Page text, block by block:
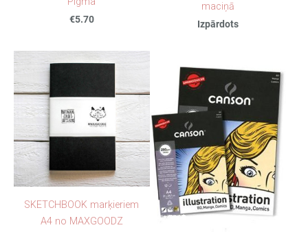
€5.70
maciņā
Izpārdots
SKETCHBOOK marķieriem
A4 no MAXGOODZ